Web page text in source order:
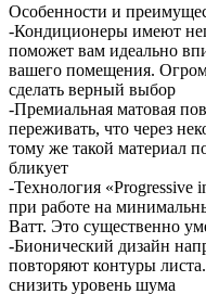
Особенности и
-Кондиционеры имеют
поможет вам идеально
вашего помещения.
сделать верный выбор
-Премиальная матовая
переживать, что через
тому же такой материал
бликует
-Технология «Progressive
при работе на
Ватт. Это существенно
-Бионический дизайн
повторяют контуры
снизить уровень шума